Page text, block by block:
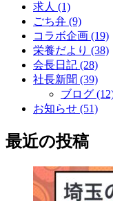
求人 (1)
ごち弁 (9)
コラボ企画 (19)
栄養だより (38)
会長日記 (28)
社長新聞 (39)
ブログ
お知らせ (51)
最近の投稿